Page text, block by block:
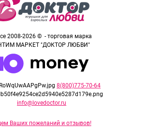
2008-2026 © - торговая марка
МАРКЕТ "ДОКТОР ЛЮБВИ"
8(800)775-70-64
info@lovedoctor.ru
Ваших пожеланий и отзывов!